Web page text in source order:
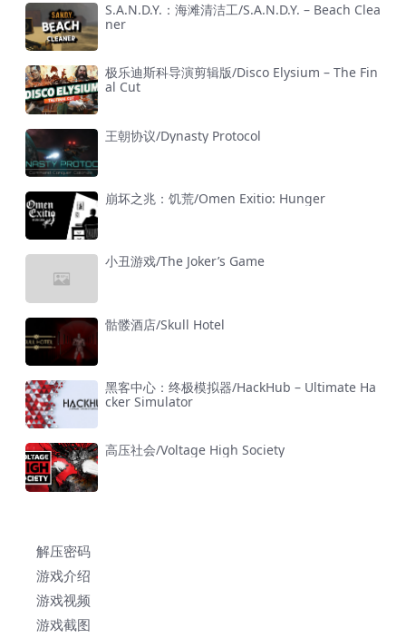
S.A.N.D.Y.：海滩清洁工/S.A.N.D.Y. – Beach Clea
ner
极乐迪斯科导演剪辑版/Disco Elysium – The Fin
al Cut
王朝协议/Dynasty Protocol
崩坏之兆：饥荒/Omen Exitio: Hunger
小丑游戏/The Joker’s Game
骷髅酒店/Skull Hotel
黑客中心：终极模拟器/HackHub – Ultimate Ha
cker Simulator
高压社会/Voltage High Society
解压密码
游戏介绍
游戏视频
游戏截图